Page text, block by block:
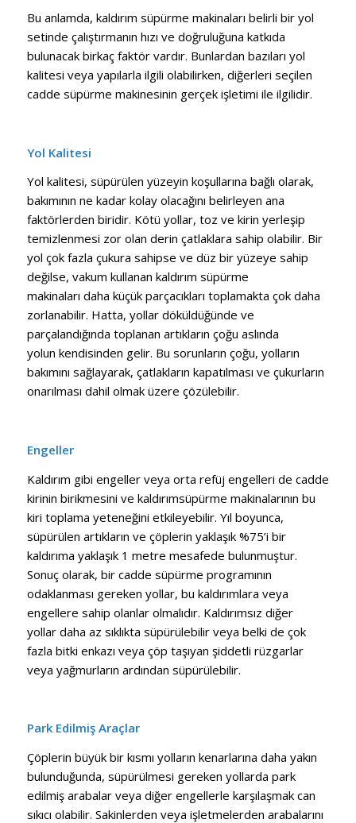
Bu anlamda, kaldırım süpürme makinaları belirli bir yol
setinde çalıştırmanın hızı ve doğruluğuna katkıda
bulunacak birkaç faktör vardır. Bunlardan bazıları yol
kalitesi veya yapılarla ilgili olabilirken, diğerleri seçilen
cadde süpürme makinesinin gerçek işletimi ile ilgilidir.
Yol Kalitesi
Yol kalitesi, süpürülen yüzeyin koşullarına bağlı olarak,
bakımının ne kadar kolay olacağını belirleyen ana
faktörlerden biridir. Kötü yollar, toz ve kirin yerleşip
temizlenmesi zor olan derin çatlaklara sahip olabilir. Bir
yol çok fazla çukura sahipse ve düz bir yüzeye sahip
değilse, vakum kullanan kaldırım süpürme
makinaları daha küçük parçacıkları toplamakta çok daha
zorlanabilir. Hatta, yollar döküldüğünde ve
parçalandığında toplanan artıkların çoğu aslında
yolun kendisinden gelir. Bu sorunların çoğu, yolların
bakımını sağlayarak, çatlakların kapatılması ve çukurların
onarılması dahil olmak üzere çözülebilir.
Engeller
Kaldırım gibi engeller veya orta refüj engelleri de cadde
kirinin birikmesini ve kaldırımsüpürme makinalarının bu
kiri toplama yeteneğini etkileyebilir. Yıl boyunca,
süpürülen artıkların ve çöplerin yaklaşık %75’i bir
kaldırıma yaklaşık 1 metre mesafede bulunmuştur.
Sonuç olarak, bir cadde süpürme programının
odaklanması gereken yollar, bu kaldırımlara veya
engellere sahip olanlar olmalıdır. Kaldırımsız diğer
yollar daha az sıklıkta süpürülebilir veya belki de çok
fazla bitki enkazı veya çöp taşıyan şiddetli rüzgarlar
veya yağmurların ardından süpürülebilir.
Park Edilmiş Araçlar
Çöplerin büyük bir kısmı yolların kenarlarına daha yakın
bulunduğunda, süpürülmesi gereken yollarda park
edilmiş arabalar veya diğer engellerle karşılaşmak can
sıkıcı olabilir. Sakinlerden veya işletmelerden arabalarını